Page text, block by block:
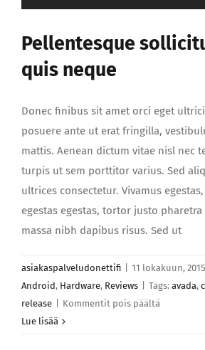
Pellentesque
quis neque
Donec finibus sit amet orci eget
posuere ante ut erat fringilla,
mattis. Aenean dictum vitae nisl nec
turpis ut sem porttitor varius. Sed
ultrices consectetur. Vivamus
egestas egestas, tortor justo
massa nibh dapibus risus. Sed ut
asiakaspalveludonettifi 11 lokakuun, 2015
Android, Hardware, Reviews Tags: avada,
release
Kommentit pois päältä
Lue lisää